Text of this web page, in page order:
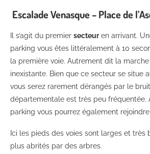
Escalade Venasque – Place de
Il s’agit du premier secteuren arrivant.
parking vous êtes littéralement à 10
la première voie. Autrement dit la marche
inexistante. Bien que ce secteur se situe
vous serez rarement dérangés par le
départementale est très peu fréquentée.
parking vous pourrez également
Ici les pieds des voies sont larges et très
plus abrités par des arbres.